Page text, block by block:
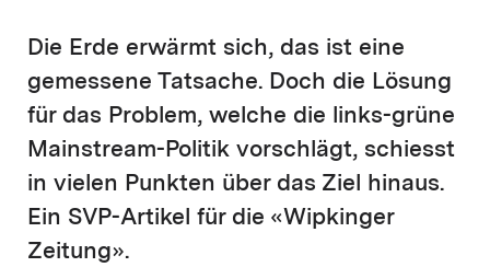
Die Erde erwärmt sich, das ist eine
gemessene Tatsache. Doch die Lösung
für das Problem, welche die links-grüne
Mainstream-Politik vorschlägt, schiesst
in vielen Punkten über das Ziel hinaus.
Ein SVP-Artikel für die «Wipkinger
Zeitung».